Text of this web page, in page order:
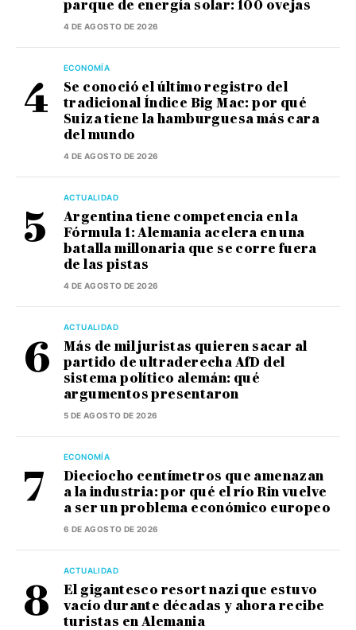
parque de energía solar: 100 ovejas
4 DE AGOSTO DE 2026
ECONOMÍA
Se conoció el último registro del
tradicional Índice Big Mac: por qué
Suiza tiene la hamburguesa más cara
del mundo
4 DE AGOSTO DE 2026
ACTUALIDAD
Argentina tiene competencia en la
Fórmula 1: Alemania acelera en una
batalla millonaria que se corre fuera
de las pistas
4 DE AGOSTO DE 2026
ACTUALIDAD
Más de mil juristas quieren sacar al
partido de ultraderecha AfD del
sistema político alemán: qué
argumentos presentaron
5 DE AGOSTO DE 2026
ECONOMÍA
Dieciocho centímetros que amenazan
a la industria: por qué el río Rin vuelve
a ser un problema económico europeo
6 DE AGOSTO DE 2026
ACTUALIDAD
El gigantesco resort nazi que estuvo
vacío durante décadas y ahora recibe
turistas en Alemania